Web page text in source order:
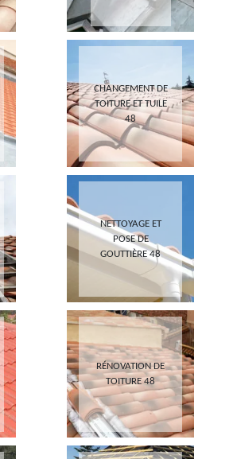
CHANGEMENT DE
TOITURE ET TUILE
48
NETTOYAGE ET
POSE DE
GOUTTIÈRE 48
RÉNOVATION DE
TOITURE 48